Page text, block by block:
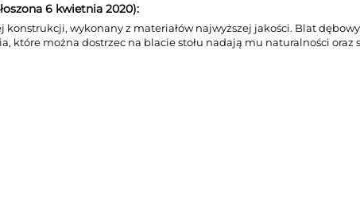
6 kwietnia 2020):
konstrukcji, wykonany z materiałów najwyższej jakości. Blat
które można dostrzec na blacie stołu nadają mu naturalności oraz